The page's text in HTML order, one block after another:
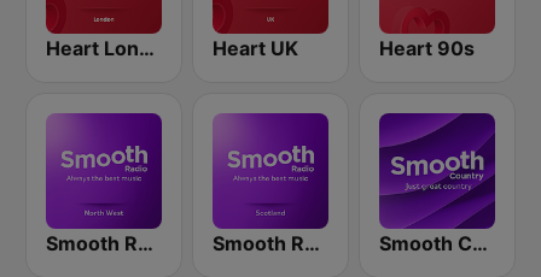
Heart London Heart UK Heart 90s
Smooth Radio North West Smooth Radio Scotland Smooth Country